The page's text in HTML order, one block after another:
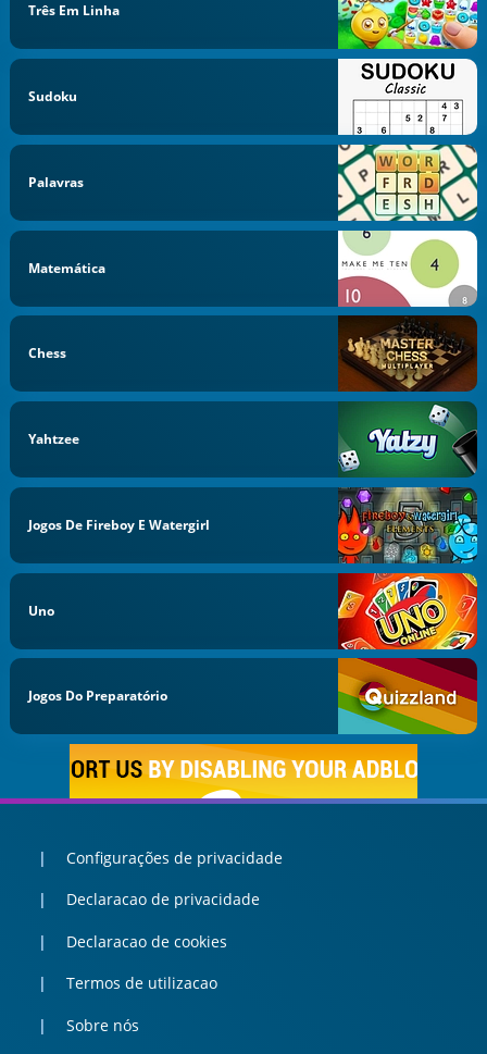
Três Em Linha
Sudoku
Palavras
Matemática
Chess
Yahtzee
Jogos De Fireboy E Watergirl
Uno
Jogos Do Preparatório
Configurações de privacidade
Declaracao de privacidade
Declaracao de cookies
Termos de utilizacao
Sobre nós